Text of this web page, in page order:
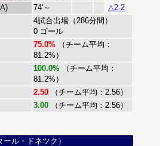
74'～ △2-2
4試合出場（286分間）
0 ゴール
75.0% （チーム平均：
81.2%）
100.0% （チーム平均：
81.2%）
2.50 （チーム平均：2.56）
3.00 （チーム平均：2.56）
ル・ドネツク）